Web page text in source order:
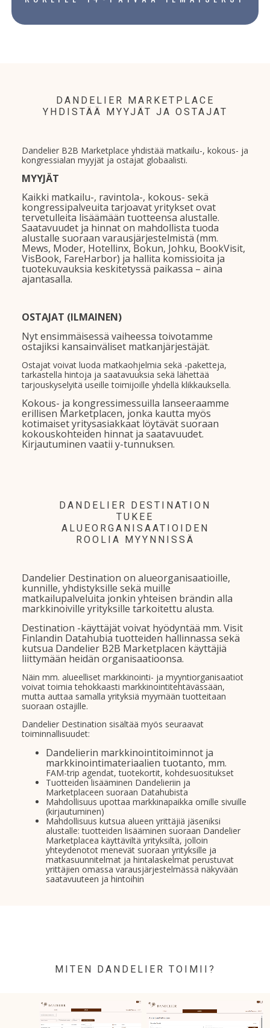
DANDELIER MARKETPLACE
YHDISTÄÄ MYYJÄT JA OSTAJAT
Dandelier B2B Marketplace yhdistää matkailu-, kokous- ja
kongressialan myyjät ja ostajat globaalisti.
MYYJÄT
Kaikki matkailu-, ravintola-, kokous- sekä
kongressipalveuita tarjoavat yritykset ovat
tervetulleita lisäämään tuotteensa alustalle.
Saatavuudet ja hinnat on mahdollista tuoda
alustalle suoraan varausjärjestelmistä (mm.
Mews, Moder, Hotellinx, Bokun, Johku, BookVisit,
VisBook, FareHarbor) ja hallita komissioita ja
tuotekuvauksia keskitetyssä paikassa – aina
ajantasalla.
OSTAJAT (ILMAINEN)
Nyt ensimmäisessä vaiheessa toivotamme
ostajiksi kansainväliset matkanjärjestäjät.
Ostajat voivat luoda matkaohjelmia sekä -paketteja,
tarkastella hintoja ja saatavuuksia sekä lähettää
tarjouskyselyitä useille toimijoille yhdellä klikkauksella.
Kokous- ja kongressimessuilla lanseeraamme
erillisen Marketplacen, jonka kautta myös
kotimaiset yritysasiakkaat löytävät suoraan
kokouskohteiden hinnat ja saatavuudet.
Kirjautuminen vaatii y-tunnuksen.
DANDELIER DESTINATION
TUKEE
ALUEORGANISAATIOIDEN
ROOLIA MYYNNISSÄ
Dandelier Destination on alueorganisaatioille,
kunnille, yhdistyksille sekä muille
matkailupalveluita jonkin yhteisen brändin alla
markkinoiville yrityksille tarkoitettu alusta.
Destination -käyttäjät voivat hyödyntää mm. Visit
Finlandin Datahubia tuotteiden hallinnassa sekä
kutsua Dandelier B2B Marketplacen käyttäjiä
liittymään heidän organisaatioonsa.
Näin mm. alueelliset markkinointi- ja myyntiorganisaatiot
voivat toimia tehokkaasti markkinointitehtävässään,
mutta auttaa samalla yrityksiä myymään tuotteitaan
suoraan ostajille.
Dandelier Destination sisältää myös seuraavat
toiminnallisuudet:
Dandelierin markkinointitoiminnot ja
markkinointimateriaalien tuotanto, mm.
FAM-trip agendat, tuotekortit, kohdesuositukset
Tuotteiden lisääminen Dandelieriin ja
Marketplaceen suoraan Datahubista
Mahdollisuus upottaa markkinapaikka omille sivuille
(kirjautuminen)
Mahdollisuus kutsua alueen yrittäjiä jäseniksi
alustalle: tuotteiden lisääminen suoraan Dandelier
Marketplacea käyttäviltä yrityksiltä, jolloin
yhteydenotot menevät suoraan yrityksille ja
matkasuunnitelmat ja hintalaskelmat perustuvat
yrittäjien omassa varausjärjestelmässä näkyvään
saatavuuteen ja hintoihin
MITEN DANDELIER TOIMII?